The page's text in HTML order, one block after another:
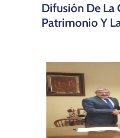
Difusión De La
Patrimonio Y